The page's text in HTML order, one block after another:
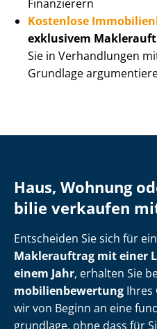
Finanzierern
Kostenlose
exklusivem
Sie in Verhandlungen
Grundlage
Haus, Wohnung
bi­lie verkaufen
Entscheiden Sie sich für
Maklerauftrag mit einer
einem Jahr, erhalten Sie
mo­bi­li­en­be­wer­tung Ihres
wir von Beginn an eine
grund­la­ge, ohne dass für